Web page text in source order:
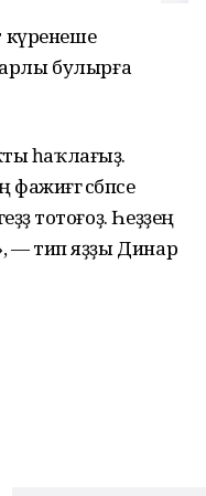
күренеше
булырға
һаҡлағыҙ.
сәбәпсе
тотоғоҙ. Һеҙҙең
— тип яҙҙы Динар